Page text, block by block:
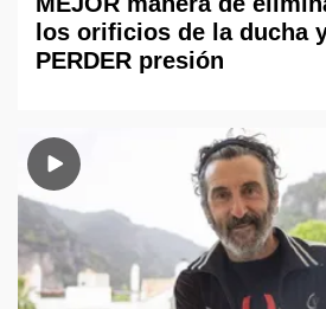
los orificios de la ducha
PERDER presión